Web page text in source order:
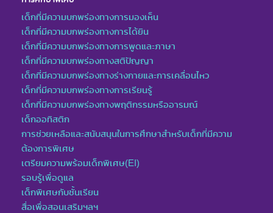
เด็กที่มีความบกพร่องทางการมองเห็น
เด็กที่มีความบกพร่องทางการได้ยิน
เด็กที่มีความบกพร่องทางการพูดและภาษา
เด็กที่มีความบกพร่องทางสติปัญญา
เด็กที่มีความบกพร่องทางร่างกายและการเคลื่อนไหว
เด็กที่มีความบกพร่องทางการเรียนรู้
เด็กที่มีความบกพร่องทางพฤติกรรมหรืออารมณ์
เด็กออทิสติก
การช่วยเหลือและสนับสนุนในการศึกษาสำหรับเด็กที่มีความ
ต้องการพิเศษ
เตรียมความพร้อมเด็กพิเศษ(EI)
รอบรู้เพื่อดูแล
เด็กพิเศษกับชั้นเรียน
สื่อเพื่อสอนเสริมฯลฯ